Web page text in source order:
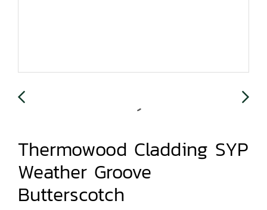
Thermowood Cladding SYP
Weather Groove
Butterscotch